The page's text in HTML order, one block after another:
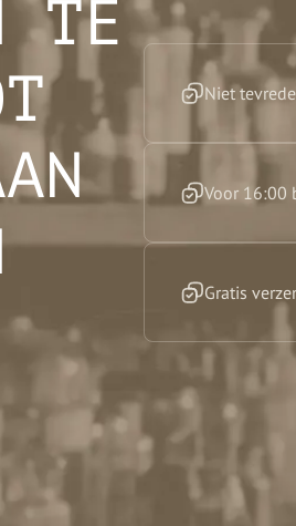
TE
Niet
Voor 16:00
Gratis